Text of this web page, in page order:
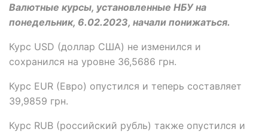
Валютные курсы, установленные НБУ на
понедельник, 6.02.2023, начали понижаться.
Курс USD (доллар США) не изменился и
сохранился на уровне 36,5686 грн.
Курс EUR (Евро) опустился и теперь составляет
39,9859 грн.
Курс RUB (российский рубль) также опустился и